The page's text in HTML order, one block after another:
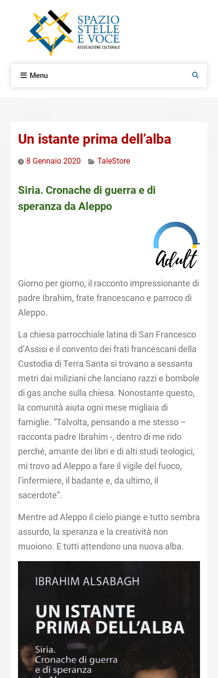
Menu Search
Un istante prima dell’alba
8 Gennaio 2020 TaleStore
Siria. Cronache di guerra e di
speranza da Aleppo
Giorno per giorno, il racconto impressionante di
padre Ibrahim, frate francescano e parroco di
Aleppo.
La chiesa parrocchiale latina di San Francesco
d’Assisi e il convento dei frati francescani della
Custodia di Terra Santa si trovano a sessanta
metri dai miliziani che lanciano razzi e bombole
di gas anche sulla chiesa. Nonostante questo,
la comunità aiuta ogni mese migliaia di
famiglie. “Talvolta, pensando a me stesso –
racconta padre Ibrahim -, dentro di me rido
perché, amante dei libri e di alti studi teologici,
mi trovo ad Aleppo a fare il vigile del fuoco,
l’infermiere, il badante e, da ultimo, il
sacerdote”.
Mentre ad Aleppo il cielo piange e tutto sembra
assurdo, la speranza e la creatività non
muoiono. E tutti attendono una nuova alba.